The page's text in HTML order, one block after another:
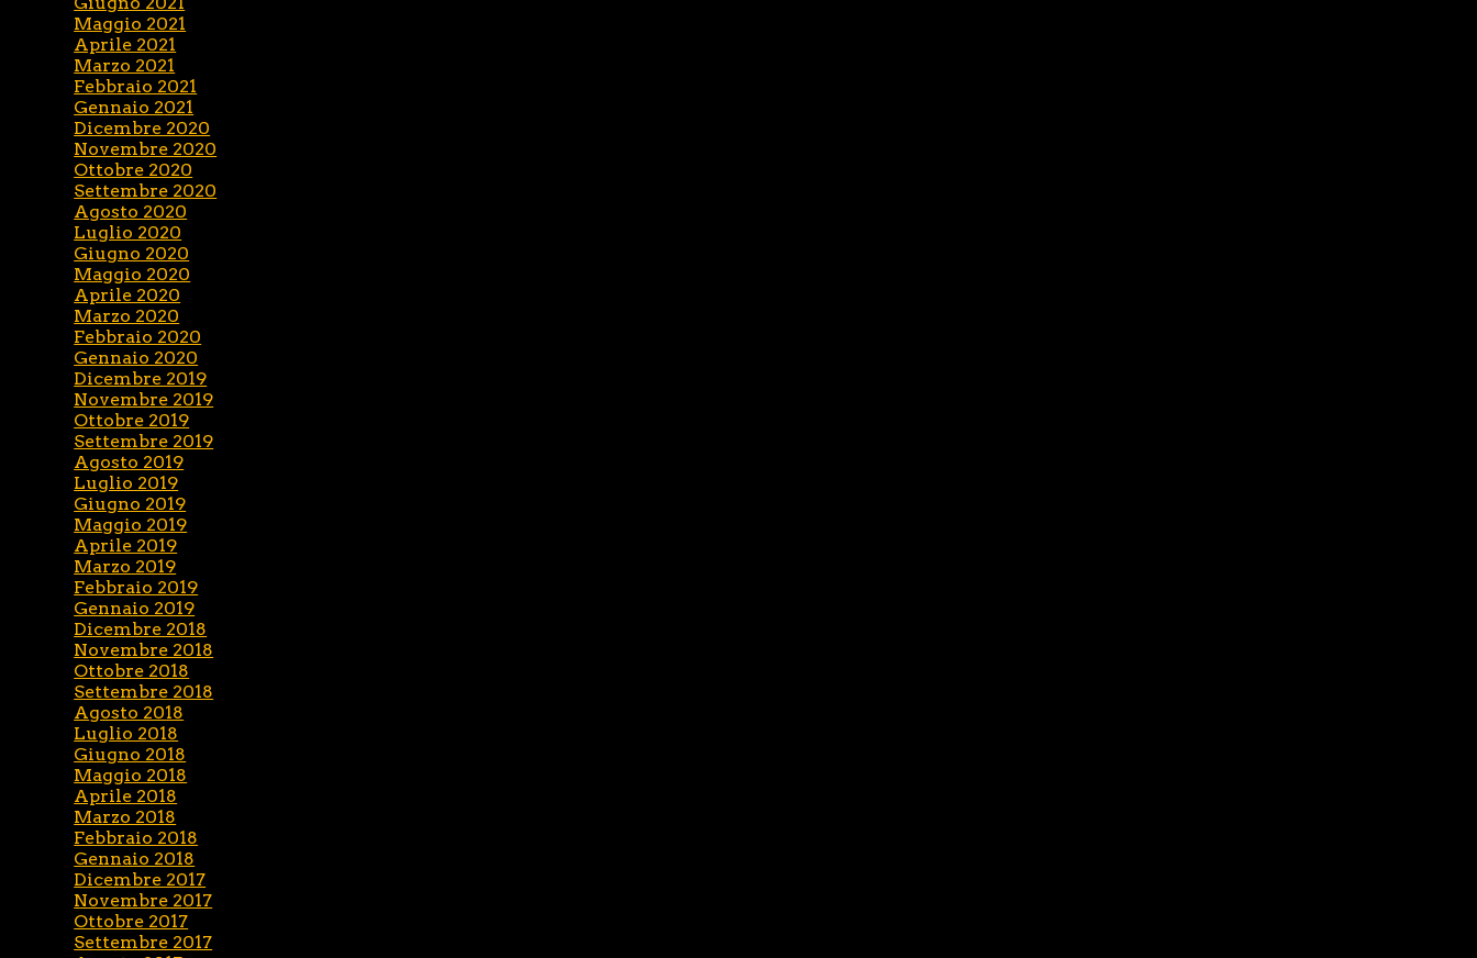
Maggio 2021
Aprile 2021
Marzo 2021
Febbraio 2021
Gennaio 2021
Dicembre 2020
Novembre 2020
Ottobre 2020
Settembre 2020
Agosto 2020
Luglio 2020
Giugno 2020
Maggio 2020
Aprile 2020
Marzo 2020
Febbraio 2020
Gennaio 2020
Dicembre 2019
Novembre 2019
Ottobre 2019
Settembre 2019
Agosto 2019
Luglio 2019
Giugno 2019
Maggio 2019
Aprile 2019
Marzo 2019
Febbraio 2019
Gennaio 2019
Dicembre 2018
Novembre 2018
Ottobre 2018
Settembre 2018
Agosto 2018
Luglio 2018
Giugno 2018
Maggio 2018
Aprile 2018
Marzo 2018
Febbraio 2018
Gennaio 2018
Dicembre 2017
Novembre 2017
Ottobre 2017
Settembre 2017